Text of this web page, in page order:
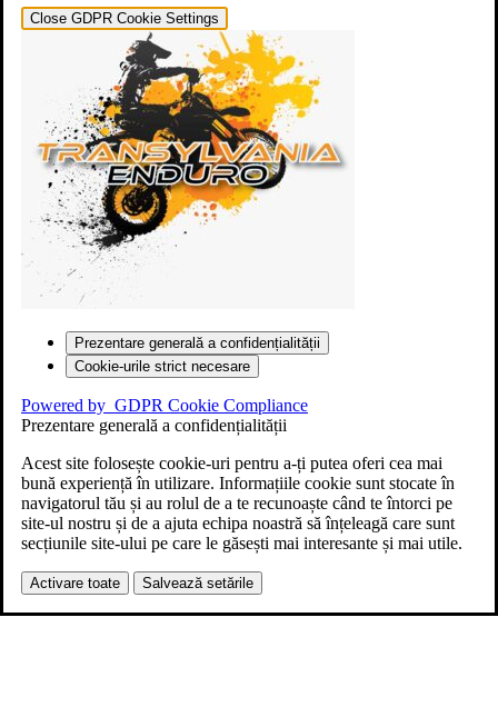
Close GDPR Cookie Settings
Prezentare generală a confidențialității
Cookie-urile strict necesare
Powered by GDPR Cookie Compliance
Prezentare generală a confidențialității
Acest site folosește cookie-uri pentru a-ți putea oferi cea mai
bună experiență în utilizare. Informațiile cookie sunt stocate în
navigatorul tău și au rolul de a te recunoaște când te întorci pe
site-ul nostru și de a ajuta echipa noastră să înțeleagă care sunt
secțiunile site-ului pe care le găsești mai interesante și mai utile.
Activare toate Salvează setările